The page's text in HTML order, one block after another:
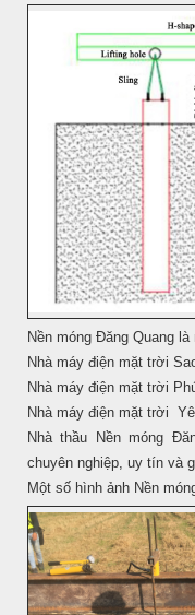
Nền móng Đăng Quang
Nhà máy điện mặt trời
Nhà máy điện mặt trời
Nhà máy điện mặt trời
Nhà thầu Nền móng
chuyên nghiệp, uy tín và
Một số hình ảnh Nền